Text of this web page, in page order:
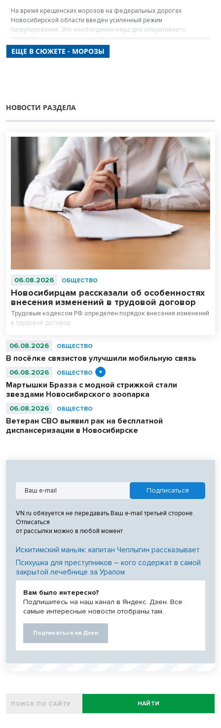
На время крещенских морозов на федеральных дорогах
Новосибирской области введен усиленный режим
патрулирования. Это необходимая мера для оперативного
обеспечения бесперебойного проезда.
ЕЩЕ В СЮЖЕТЕ - МОРОЗЫ
НОВОСТИ РАЗДЕЛА
06.08.2026 ОБЩЕСТВО
Новосибирцам рассказали об особенностях
внесения изменений в трудовой договор
Трудовым кодексом РФ определен порядок внесения изменений
в трудовой договор.
06.08.2026 ОБЩЕСТВО
В посёлке связистов улучшили мобильную связь
06.08.2026 ОБЩЕСТВО
Мартышки Бразза с модной стрижкой стали
звездами Новосибирского зоопарка
06.08.2026 ОБЩЕСТВО
Ветеран СВО выявил рак на бесплатной
диспансеризации в Новосибирске
VN.ru обязуется не передавать Ваш e-mail третьей стороне.
Отписаться
от рассылки можно в любой момент
Искитимский маньяк: капитан Чеплыгин рассказывает
Психушка для преступников – кого содержат в самой
закрытой лечебнице за Уралом
Вам было интересно?
Подпишитесь на наш канал в Яндекс. Дзен. Все
самые интересные новости отобраны там.
Подписаться на Дзен
НАЙТИ